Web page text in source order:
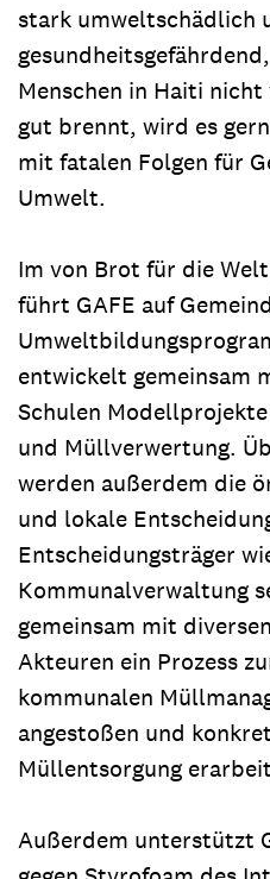
stark umweltschädlich
Menschen in Haiti nicht
gut brennt, wird es
mit fatalen Folgen für
Umwelt.
Im von Brot für die
führt GAFE auf
entwickelt gemeinsam
Schulen
und Müllverwertung.
werden außerdem die
und lokale
Entscheidungsträger
Kommunalverwaltung
gemeinsam mit
Akteuren ein Prozess
kommunalen
angestoßen und
Müllentsorgung
Außerdem unterstützt